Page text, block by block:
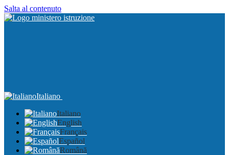
Salta al contenuto
Italiano
Italiano
English
Français
Español
Română